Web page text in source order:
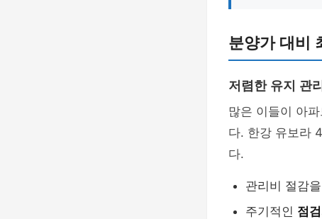
분양가 대비
저렴한 유지 관
많은 이들이 아
다. 한강 유보라
다.
관리비 절감
주기적인 점검